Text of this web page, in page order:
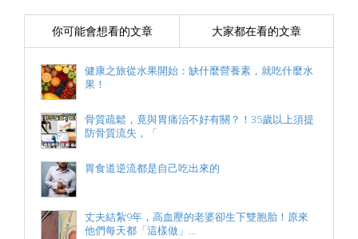
你可能會想看的文章 大家都在看的文章
健康之旅從水果開始：缺什麼營養素，就吃什麼水
果！
骨質疏鬆，竟與胃痛治不好有關？！35歲以上須提
防骨質流失，「
胃食道逆流都是自己吃出來的
丈夫結紮9年，高血壓的老婆卻生下雙胞胎！原來
他們每天都「這樣做」...